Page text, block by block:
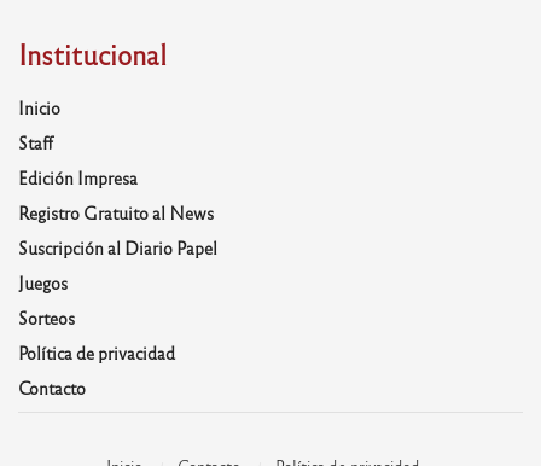
Institucional
Inicio
Staff
Edición Impresa
Registro Gratuito al News
Suscripción al Diario Papel
Juegos
Sorteos
Política de privacidad
Contacto